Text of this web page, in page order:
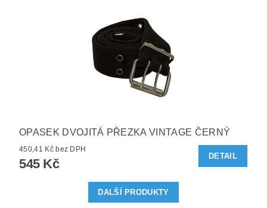
OPASEK DVOJITÁ PŘEZKA VINTAGE ČERNÝ
450,41 Kč bez DPH
545 Kč
DETAIL
DALŠÍ PRODUKTY